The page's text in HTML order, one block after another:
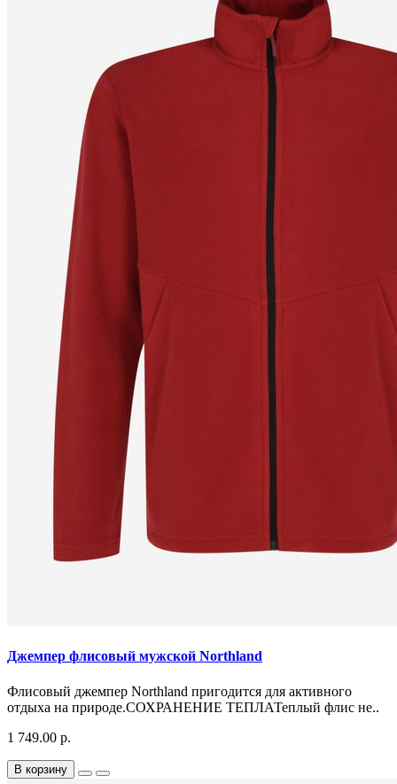
Джемпер флисовый мужской Northland
Флисовый джемпер Northland пригодится для активного
отдыха на природе.СОХРАНЕНИЕ ТЕПЛАТеплый флис не..
1 749.00 р.
В корзину